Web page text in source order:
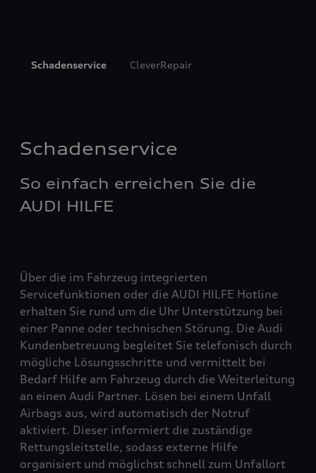
Schadenservice CleverRepair
Schadenservice
So einfach erreichen Sie die
AUDI HILFE
Über die im Fahrzeug integrierten
Servicefunktionen oder die AUDI HILFE Hotline
erhalten Sie rund um die Uhr Unterstützung bei
einer Panne oder technischen Störung. Die Audi
Kundenbetreuung begleitet Sie telefonisch durch
mögliche Lösungsschritte und vermittelt bei
Bedarf Hilfe am Fahrzeug durch die Weiterleitung
an einen Audi Partner. Lösen bei einem Unfall
Airbags aus, wird automatisch der Notruf
aktiviert. Dieser informiert die zuständige
Rettungsleitstelle, sodass externe Hilfe
organisiert und möglichst schnell zum Unfallort